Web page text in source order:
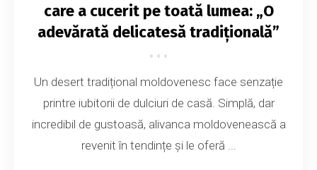
care a cucerit pe toată lumea: „O
adevărată delicatesă tradițională”
Un desert tradițional moldovenesc face senzație
printre iubitorii de dulciuri de casă. Simplă, dar
incredibil de gustoasă, alivanca moldovenească a
revenit în tendințe și le oferă ...